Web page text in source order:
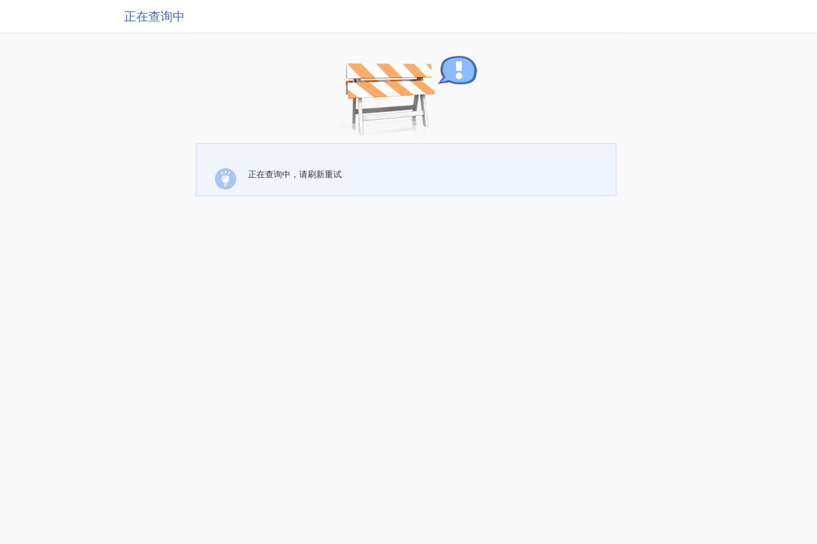
正在查询中
正在查询中，请刷新重试